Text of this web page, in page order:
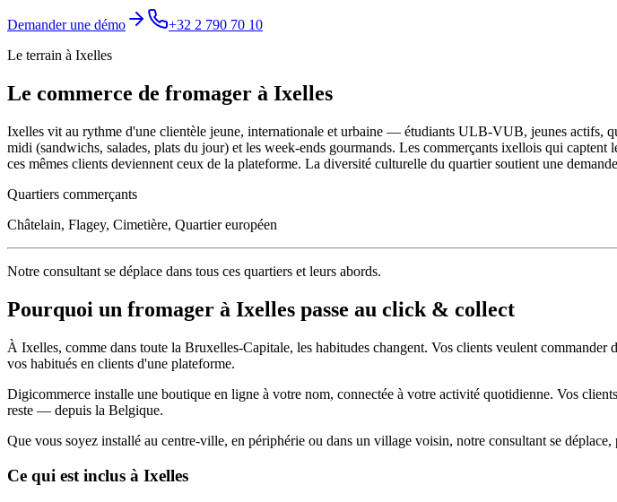
Demander une démo
+32 2 790 70 10
Le terrain à Ixelles
Le commerce de fromager à Ixelles
Ixelles vit au rythme d'une clientèle jeune, internationale et urbaine — étudiants ULB-VUB, jeunes actifs,
midi (sandwichs, salades, plats du jour) et les week-ends gourmands. Les commerçants ixellois qui
ces mêmes clients deviennent ceux de la plateforme. La diversité culturelle du quartier soutient une
Quartiers commerçants
Châtelain, Flagey, Cimetière, Quartier européen
Notre consultant se déplace dans tous ces quartiers et leurs abords.
Pourquoi un fromager à Ixelles passe au click & collect
À Ixelles, comme dans toute la Bruxelles-Capitale, les habitudes changent. Vos clients veulent
vos habitués en clients d'une plateforme.
Digicommerce installe une boutique en ligne à votre nom, connectée à votre activité quotidienne. Vos
reste — depuis la Belgique.
Que vous soyez installé au centre-ville, en périphérie ou dans un village voisin, notre consultant se
Ce qui est inclus à Ixelles